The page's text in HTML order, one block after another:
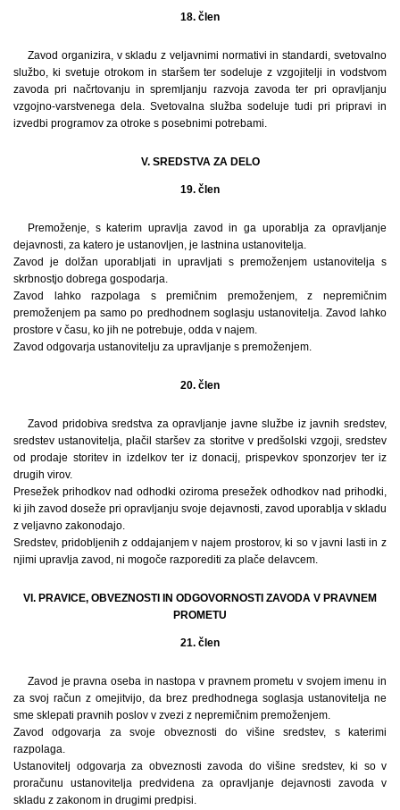
18. člen
Zavod organizira, v skladu z veljavnimi normativi in standardi, svetovalno
službo, ki svetuje otrokom in staršem ter sodeluje z vzgojitelji in vodstvom
zavoda pri načrtovanju in spremljanju razvoja zavoda ter pri opravljanju
vzgojno-varstvenega dela. Svetovalna služba sodeluje tudi pri pripravi in
izvedbi programov za otroke s posebnimi potrebami.
V. SREDSTVA ZA DELO
19. člen
Premoženje, s katerim upravlja zavod in ga uporablja za opravljanje
dejavnosti, za katero je ustanovljen, je lastnina ustanovitelja.
Zavod je dolžan uporabljati in upravljati s premoženjem ustanovitelja s
skrbnostjo dobrega gospodarja.
Zavod lahko razpolaga s premičnim premoženjem, z nepremičnim
premoženjem pa samo po predhodnem soglasju ustanovitelja. Zavod lahko
prostore v času, ko jih ne potrebuje, odda v najem.
Zavod odgovarja ustanovitelju za upravljanje s premoženjem.
20. člen
Zavod pridobiva sredstva za opravljanje javne službe iz javnih sredstev,
sredstev ustanovitelja, plačil staršev za storitve v predšolski vzgoji, sredstev
od prodaje storitev in izdelkov ter iz donacij, prispevkov sponzorjev ter iz
drugih virov.
Presežek prihodkov nad odhodki oziroma presežek odhodkov nad prihodki,
ki jih zavod doseže pri opravljanju svoje dejavnosti, zavod uporablja v skladu
z veljavno zakonodajo.
Sredstev, pridobljenih z oddajanjem v najem prostorov, ki so v javni lasti in z
njimi upravlja zavod, ni mogoče razporediti za plače delavcem.
VI. PRAVICE, OBVEZNOSTI IN ODGOVORNOSTI ZAVODA V PRAVNEM
PROMETU
21. člen
Zavod je pravna oseba in nastopa v pravnem prometu v svojem imenu in
za svoj račun z omejitvijo, da brez predhodnega soglasja ustanovitelja ne
sme sklepati pravnih poslov v zvezi z nepremičnim premoženjem.
Zavod odgovarja za svoje obveznosti do višine sredstev, s katerimi
razpolaga.
Ustanovitelj odgovarja za obveznosti zavoda do višine sredstev, ki so v
proračunu ustanovitelja predvidena za opravljanje dejavnosti zavoda v
skladu z zakonom in drugimi predpisi.